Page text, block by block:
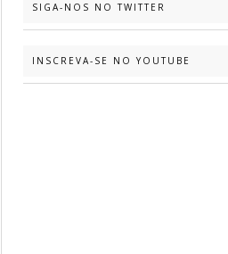
SIGA-NOS NO TWITTER
INSCREVA-SE NO YOUTUBE